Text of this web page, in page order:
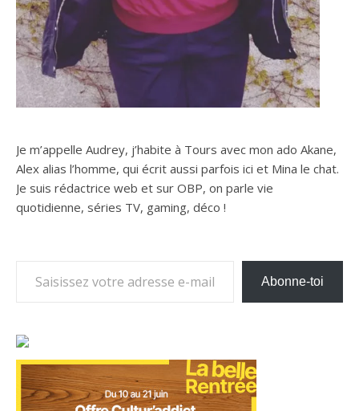
Je m’appelle Audrey, j’habite à Tours avec mon ado Akane,
Alex alias l’homme, qui écrit aussi parfois ici et Mina le chat.
Je suis rédactrice web et sur OBP, on parle vie
quotidienne, séries TV, gaming, déco !
Abonne-toi